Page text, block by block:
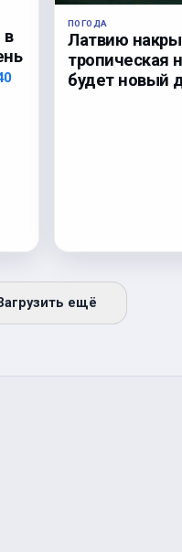
в
ПОГОДА
Латвию
тропическая
будет новый
ещё